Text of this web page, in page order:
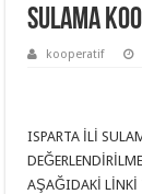
SULAMA
kooperatif
ISPARTA İLİ
AŞAĞIDAKİ LİNKİ